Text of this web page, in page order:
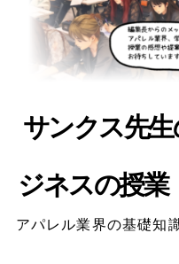
サンクス先
ジネスの授業
アパレル業界の基礎知